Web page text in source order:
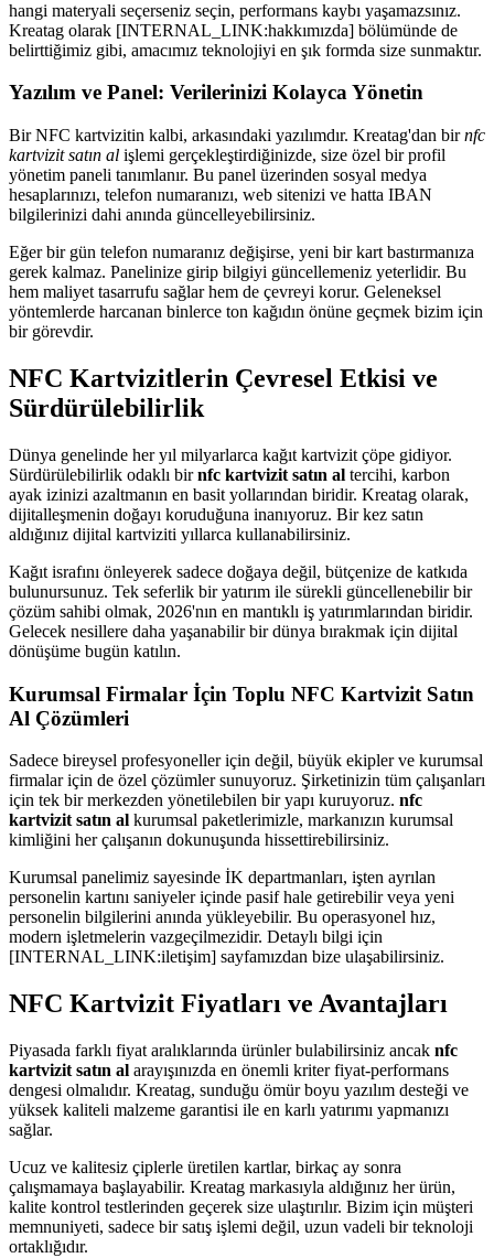
hangi materyali seçerseniz seçin, performans kaybı yaşamazsınız.
Kreatag olarak [INTERNAL_LINK:hakkımızda] bölümünde de
belirttiğimiz gibi, amacımız teknolojiyi en şık formda size sunmaktır.
Yazılım ve Panel: Verilerinizi Kolayca Yönetin
Bir NFC kartvizitin kalbi, arkasındaki yazılımdır. Kreatag'dan birnfc
kartvizit satın al işlemi gerçekleştirdiğinizde, size özel bir profil
yönetim paneli tanımlanır. Bu panel üzerinden sosyal medya
hesaplarınızı, telefon numaranızı, web sitenizi ve hatta IBAN
bilgilerinizi dahi anında güncelleyebilirsiniz.
Eğer bir gün telefon numaranız değişirse, yeni bir kart bastırmanıza
gerek kalmaz. Panelinize girip bilgiyi güncellemeniz yeterlidir. Bu
hem maliyet tasarrufu sağlar hem de çevreyi korur. Geleneksel
yöntemlerde harcanan binlerce ton kağıdın önüne geçmek bizim için
bir görevdir.
NFC Kartvizitlerin Çevresel Etkisi ve
Sürdürülebilirlik
Dünya genelinde her yıl milyarlarca kağıt kartvizit çöpe gidiyor.
Sürdürülebilirlik odaklı birnfc kartvizit satın al tercihi, karbon
ayak izinizi azaltmanın en basit yollarından biridir. Kreatag olarak,
dijitalleşmenin doğayı koruduğuna inanıyoruz. Bir kez satın
aldığınız dijital kartviziti yıllarca kullanabilirsiniz.
Kağıt israfını önleyerek sadece doğaya değil, bütçenize de katkıda
bulunursunuz. Tek seferlik bir yatırım ile sürekli güncellenebilir bir
çözüm sahibi olmak, 2026'nın en mantıklı iş yatırımlarından biridir.
Gelecek nesillere daha yaşanabilir bir dünya bırakmak için dijital
dönüşüme bugün katılın.
Kurumsal Firmalar İçin Toplu NFC Kartvizit Satın
Al Çözümleri
Sadece bireysel profesyoneller için değil, büyük ekipler ve kurumsal
firmalar için de özel çözümler sunuyoruz. Şirketinizin tüm çalışanları
için tek bir merkezden yönetilebilen bir yapı kuruyoruz. nfc
kartvizit satın al kurumsal paketlerimizle, markanızın kurumsal
kimliğini her çalışanın dokunuşunda hissettirebilirsiniz.
Kurumsal panelimiz sayesinde İK departmanları, işten ayrılan
personelin kartını saniyeler içinde pasif hale getirebilir veya yeni
personelin bilgilerini anında yükleyebilir. Bu operasyonel hız,
modern işletmelerin vazgeçilmezidir. Detaylı bilgi için
[INTERNAL_LINK:iletişim] sayfamızdan bize ulaşabilirsiniz.
NFC Kartvizit Fiyatları ve Avantajları
Piyasada farklı fiyat aralıklarında ürünler bulabilirsiniz ancak nfc
kartvizit satın al arayışınızda en önemli kriter fiyat-performans
dengesi olmalıdır. Kreatag, sunduğu ömür boyu yazılım desteği ve
yüksek kaliteli malzeme garantisi ile en karlı yatırımı yapmanızı
sağlar.
Ucuz ve kalitesiz çiplerle üretilen kartlar, birkaç ay sonra
çalışmamaya başlayabilir. Kreatag markasıyla aldığınız her ürün,
kalite kontrol testlerinden geçerek size ulaştırılır. Bizim için müşteri
memnuniyeti, sadece bir satış işlemi değil, uzun vadeli bir teknoloji
ortaklığıdır.